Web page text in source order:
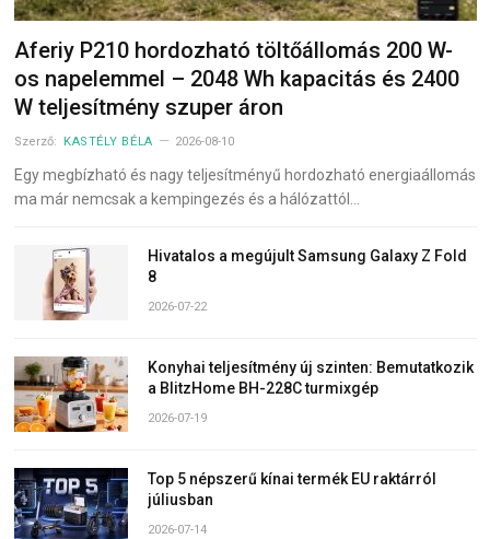
Aferiy P210 hordozható töltőállomás 200 W-
os napelemmel – 2048 Wh kapacitás és 2400
W teljesítmény szuper áron
Szerző: KASTÉLY BÉLA 2026-08-10
Egy megbízható és nagy teljesítményű hordozható energiaállomás
ma már nemcsak a kempingezés és a hálózattól…
Hivatalos a megújult Samsung Galaxy Z Fold
8
2026-07-22
Konyhai teljesítmény új szinten: Bemutatkozik
a BlitzHome BH-228C turmixgép
2026-07-19
Top 5 népszerű kínai termék EU raktárról
júliusban
2026-07-14